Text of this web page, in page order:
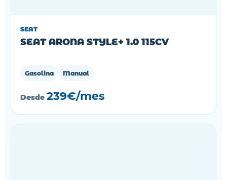
SEAT
SEAT ARONA STYLE+ 1.0 115CV
Gasolina Manual
Desde 239€/mes